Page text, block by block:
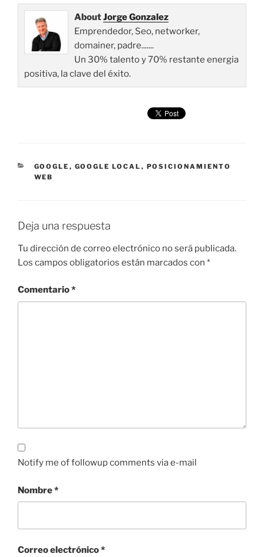
AboutJorge Gonzalez
Emprendedor, Seo, networker,
domainer, padre.......
Un 30% talento y 70% restante energia
positiva, la clave del éxito.
CATEGORÍAS
GOOGLE , GOOGLE LOCAL , POSICIONAMIENTO
WEB
Deja una respuesta
Tu dirección de correo electrónico no será publicada.
Los campos obligatorios están marcados con *
Comentario*
Notify me of followup comments via e-mail
Nombre*
Correo electrónico*